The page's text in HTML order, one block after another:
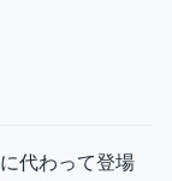
に代わって登場